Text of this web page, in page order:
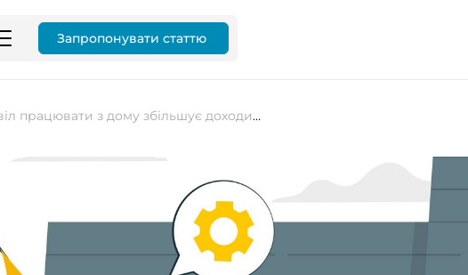
Запропонувати статтю
Дозвіл працювати з дому збільшує доходи компаній – дослідження